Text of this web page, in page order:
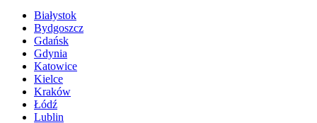
Białystok
Bydgoszcz
Gdańsk
Gdynia
Katowice
Kielce
Kraków
Łódź
Lublin